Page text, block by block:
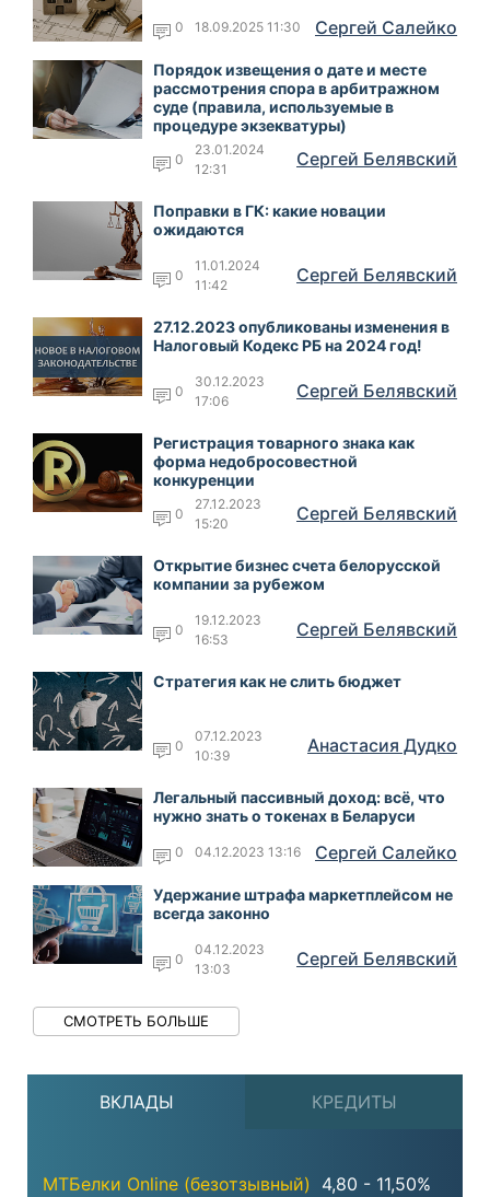
0 18.09.2025 11:30 Сергей Салейко
Порядок извещения о дате и месте
рассмотрения спора в арбитражном
суде (правила, используемые в
процедуре экзекватуры)
0
23.01.2024
12:31
Сергей Белявский
Поправки в ГК: какие новации
ожидаются
0
11.01.2024
11:42
Сергей Белявский
27.12.2023 опубликованы изменения в
Налоговый Кодекс РБ на 2024 год!
0
30.12.2023
17:06
Сергей Белявский
Регистрация товарного знака как
форма недобросовестной
конкуренции
0
27.12.2023
15:20
Сергей Белявский
Открытие бизнес счета белорусской
компании за рубежом
0
19.12.2023
16:53
Сергей Белявский
Стратегия как не слить бюджет
0
07.12.2023
10:39
Анастасия Дудко
Легальный пассивный доход: всё, что
нужно знать о токенах в Беларуси
0 04.12.2023 13:16 Сергей Салейко
Удержание штрафа маркетплейсом не
всегда законно
0
04.12.2023
13:03
Сергей Белявский
СМОТРЕТЬ БОЛЬШЕ
ВКЛАДЫ КРЕДИТЫ
МТБелки Online (безотзывный) 4,80 - 11,50%